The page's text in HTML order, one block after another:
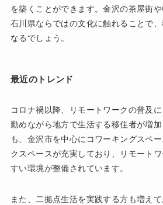
を築くことができます。金沢の茶屋街や
石川県ならではの文化に触れることで
なるでしょう。
最近のトレンド
コロナ禍以降、リモートワークの普及
勤めながら地方で生活する移住者が増
も、金沢市を中心にコワーキングスペ
クスペースが充実しており、リモート
すい環境が整備されています。
また、二拠点生活を実践する方も増え